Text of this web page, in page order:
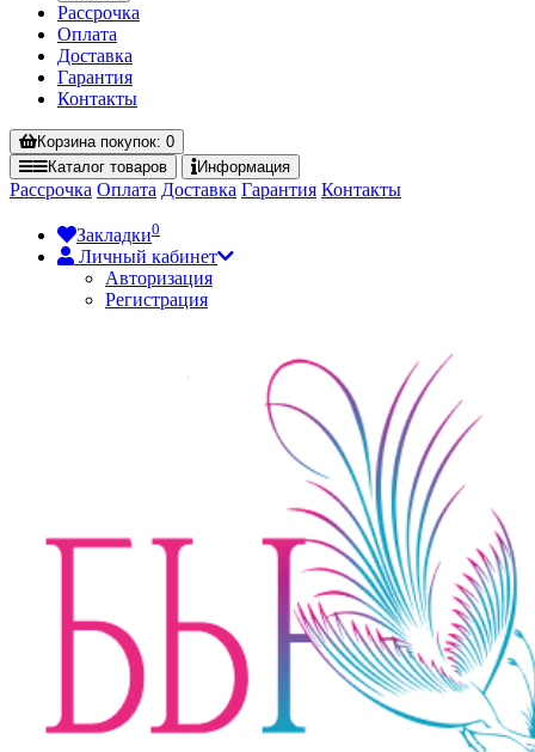
Рассрочка
Оплата
Доставка
Гарантия
Контакты
Корзинапокупок: 0
Каталог товаров Информация
Рассрочка Оплата Доставка Гарантия Контакты
Закладки0
Личный кабинет
Авторизация
Регистрация